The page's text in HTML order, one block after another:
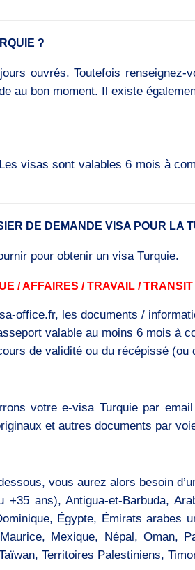
?
ouvrés. Toutefois renseignez-
au bon moment. Il existe
Les visas sont valables 6 mois à
DE DEMANDE VISA POUR LA
pour obtenir un visa Turquie.
/ AFFAIRES / TRAVAIL / TRANSIT
office.fr, les documents /
valable au moins 6 mois à
de validité ou du récépissé
votre e-visa Turquie par
et autres documents par
vous aurez alors besoin
ans), Antigua-et-Barbuda,
Égypte, Émirats
Mexique, Népal, Oman,
Territoires Palestiniens,